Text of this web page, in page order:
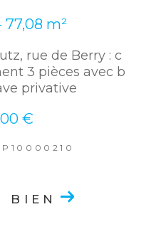
77,08 m²
rue de Berry : c
3 pièces avec b
privative
€
BIEN